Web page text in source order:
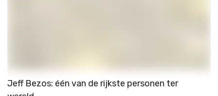
Jeff Bezos: één van de rijkste personen ter